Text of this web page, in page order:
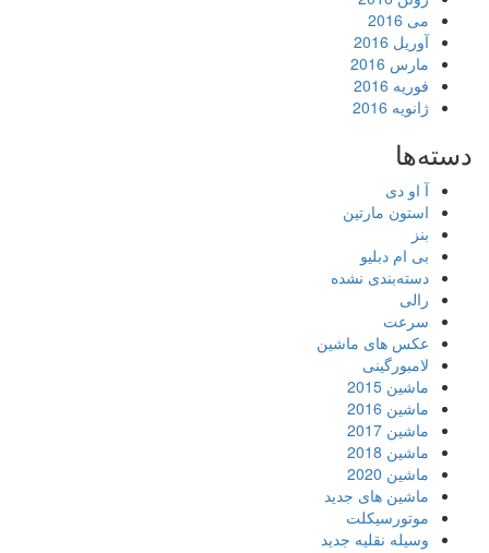
می 2016
آوریل 2016
مارس 2016
فوریه 2016
ژانویه 2016
دسته‌ها
آ او دی
استون مارتین
بنز
بی ام دبلیو
دسته‌بندی نشده
رالی
سرعت
عکس های ماشین
لامبورگینی
ماشین 2015
ماشین 2016
ماشین 2017
ماشین 2018
ماشین 2020
ماشین های جدید
موتورسیکلت
وسیله نقلیه جدید